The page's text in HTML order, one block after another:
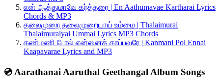
என் ஆத்துமாவே கர்த்தரை | En Aathumavae Kartharai Lyrics
Chords & MP3
தலைமுறை தலைமுறையாய் உம்மை | Thalaimurai
Thalaimuraiyai Ummai Lyrics MP3 Chords
கண்மணி போல் என்னைக் காப்பவரே | Kanmani Pol Ennai
Kaapavarae Lyrics and MP3
💿 Aarathanai Aaruthal Geethangal Album Songs